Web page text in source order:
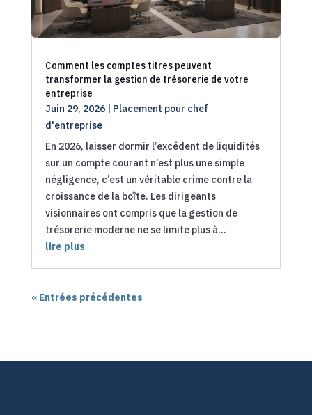
Comment les comptes titres peuvent
transformer la gestion de trésorerie de votre
entreprise
Juin 29, 2026| Placement pour chef
d'entreprise
En 2026, laisser dormir l’excédent de liquidités
sur un compte courant n’est plus une simple
négligence, c’est un véritable crime contre la
croissance de la boîte. Les dirigeants
visionnaires ont compris que la gestion de
trésorerie moderne ne se limite plus à...
lire plus
« Entrées précédentes